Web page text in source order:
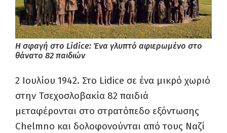
H σφαγή στο Lidice: Ένα γλυπτό αφιερωμένο στο
θάνατο 82 παιδιών
2 Ιουλίου 1942. Στο Lidice σε ένα μικρό χωριό
στην Τσεχοσλοβακία 82 παιδιά
μεταφέρονται στο στρατόπεδο εξόντωσης
Chelmno και δολοφονούνται από τους Ναζί